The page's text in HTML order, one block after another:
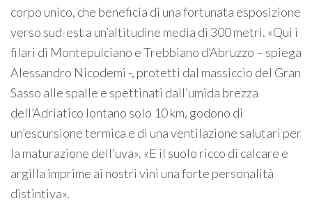
corpo unico, che beneficia di una fortunata esposizione
verso sud-est a un’altitudine media di 300 metri. «Qui i
filari di Montepulciano e Trebbiano d’Abruzzo – spiega
Alessandro Nicodemi -, protetti dal massiccio del Gran
Sasso alle spalle e spettinati dall’umida brezza
dell’Adriatico lontano solo 10 km, godono di
un’escursione termica e di una ventilazione salutari per
la maturazione dell’uva». «E il suolo ricco di calcare e
argilla imprime ai nostri vini una forte personalità
distintiva».